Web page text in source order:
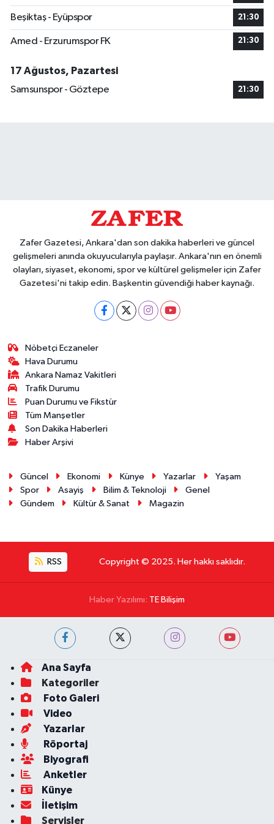
Beşiktaş - Eyüpspor 21:30
Amed - Erzurumspor FK 21:30
17 Ağustos, Pazartesi
Samsunspor - Göztepe
21:30
Zafer Gazetesi, Ankara'dan son dakika haberleri ve güncel
gelişmeleri anında okuyucularıyla paylaşır. Ankara'nın en önemli
olayları, siyaset, ekonomi, spor ve kültürel gelişmeler için Zafer
Gazetesi'ni takip edin. Başkentin güvendiği haber kaynağı.
Nöbetçi Eczaneler
Hava Durumu
Ankara Namaz Vakitleri
Trafik Durumu
Puan Durumu ve Fikstür
Tüm Manşetler
Son Dakika Haberleri
Haber Arşivi
Güncel Ekonomi Künye Yazarlar
Yaşam
Spor
Asayiş Bilim & Teknoloji
Genel
Gündem
Kültür & Sanat Magazin
RSS Copyright © 2025. Her hakkı saklıdır.
Haber Yazılımı: TE Bilişim
Ana Sayfa
Kategoriler
Foto Galeri
Video
Yazarlar
Röportaj
Biyografi
Anketler
Künye
İletişim
Servisler